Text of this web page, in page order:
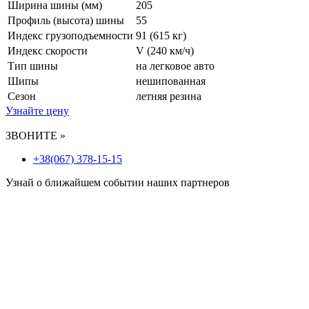
Ширина шины (мм)
205
Профиль (высота) шины
55
Индекс грузоподъемности 91 (615 кг)
Индекс скорости
V (240 км/ч)
Тип шины
на легковое авто
Шипы
нешипованная
Сезон
летняя резина
Узнайте цену
ЗВОНИТЕ »
+38(067) 378-15-15
Узнай о ближайшем событии наших партнеров